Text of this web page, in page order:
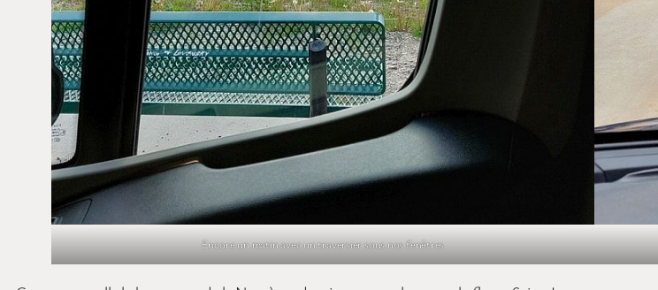
Encore un matin avec un traversier sous nos fenêtres